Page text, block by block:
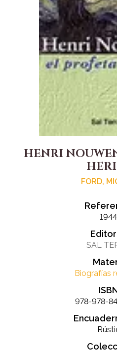
HENRI
FORD,
SAL
Biografías
978-978-